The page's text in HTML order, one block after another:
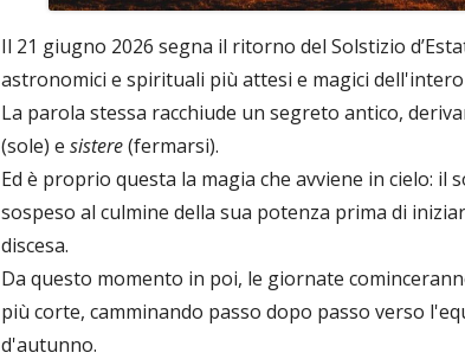
Il 21 giugno 2026 segna il ritorno del Solstizio
astronomici e spirituali più attesi e magici
La parola stessa racchiude un segreto antico,
(sole) e sistere(fermarsi).
Ed è proprio questa la magia che avviene in cielo: il
sospeso al culmine della sua potenza prima di
discesa.
Da questo momento in poi, le giornate
più corte, camminando passo dopo passo verso
d'autunno.